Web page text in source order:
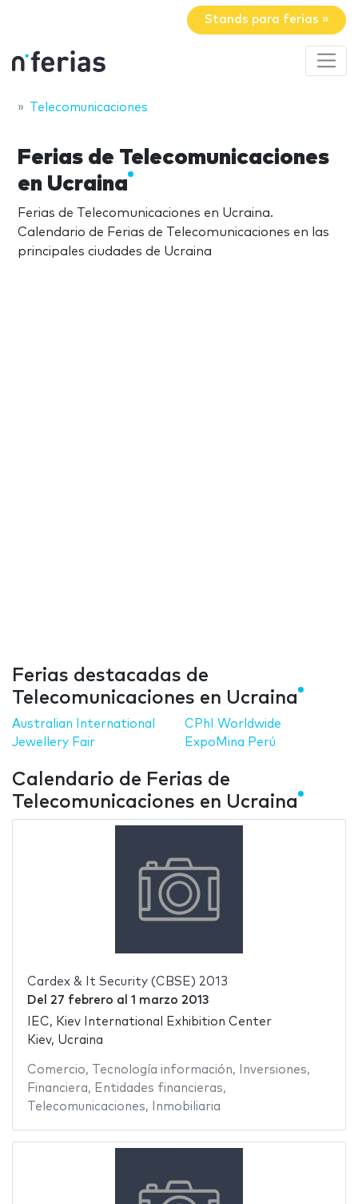
Stands para ferias »
Telecomunicaciones
Ferias de Telecomunicaciones
en Ucraina
Ferias de Telecomunicaciones en Ucraina.
Calendario de Ferias de Telecomunicaciones en las
principales ciudades de Ucraina
Ferias destacadas de
Telecomunicaciones en Ucraina
Australian International
Jewellery Fair
CPhI Worldwide
ExpoMina Perú
Calendario de Ferias de
Telecomunicaciones en Ucraina
Cardex & It Security (CBSE) 2013
Del 27 febrero al 1 marzo 2013
IEC, Kiev International Exhibition Center
Kiev, Ucraina
Comercio, Tecnología información, Inversiones,
Financiera, Entidades financieras,
Telecomunicaciones, Inmobiliaria